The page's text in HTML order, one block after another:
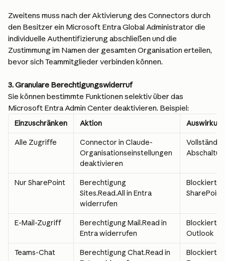
Zweitens muss nach der Aktivierung des Connectors durch
den Besitzer ein Microsoft Entra Global Administrator die
individuelle Authentifizierung abschließen und die
Zustimmung im Namen der gesamten Organisation erteilen,
bevor sich Teammitglieder verbinden können.
3. Granulare Berechtigungswiderruf
Sie können bestimmte Funktionen selektiv über das
Microsoft Entra Admin Center deaktivieren. Beispiel:
Einzuschränken Aktion
Alle Zugriffe
Connector in Claude-
Organisationseinstellungen
deaktivieren
Nur SharePoint
Berechtigung
Sites.Read.All in Entra
widerrufen
Blockiert
SharePoint
E-Mail-Zugriff
Berechtigung Mail.Read in
Entra widerrufen
Blockiert
Outlook
Teams-Chat
Berechtigung Chat.Read in
Blockiert